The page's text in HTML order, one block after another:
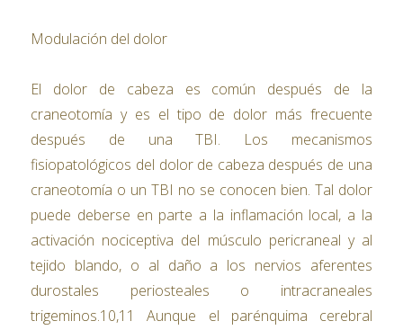
Modulación del dolor
El dolor de cabeza es común después de la
craneotomía y es el tipo de dolor más frecuente
después de una TBI. Los mecanismos
fisiopatológicos del dolor de cabeza después de una
craneotomía o un TBI no se conocen bien. Tal dolor
puede deberse en parte a la inflamación local, a la
activación nociceptiva del músculo pericraneal y al
tejido blando, o al daño a los nervios aferentes
durostales periosteales o intracraneales
trigeminos.10,11 Aunque el parénquima cerebral